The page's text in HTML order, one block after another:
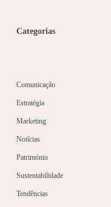
Categorias
Comunicação
Estratégia
Marketing
Notícias
Património
Sustentabilidade
Tendências